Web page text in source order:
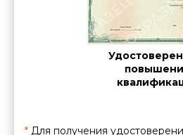
* Для получения